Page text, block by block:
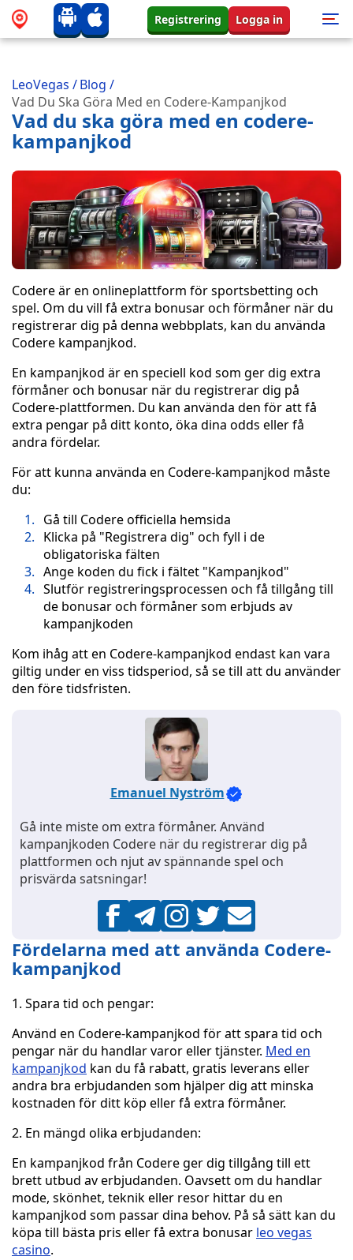
Registrering Logga in
LeoVegas /Blog /
Vad Du Ska Göra Med en Codere-Kampanjkod
Vad du ska göra med en codere-
kampanjkod
Codere är en onlineplattform för sportsbetting och
spel. Om du vill få extra bonusar och förmåner när du
registrerar dig på denna webbplats, kan du använda
Codere kampanjkod.
En kampanjkod är en speciell kod som ger dig extra
förmåner och bonusar när du registrerar dig på
Codere-plattformen. Du kan använda den för att få
extra pengar på ditt konto, öka dina odds eller få
andra fördelar.
För att kunna använda en Codere-kampanjkod måste
du:
Gå till Codere officiella hemsida
Klicka på "Registrera dig" och fyll i de
obligatoriska fälten
Ange koden du fick i fältet "Kampanjkod"
Slutför registreringsprocessen och få tillgång till
de bonusar och förmåner som erbjuds av
kampanjkoden
Kom ihåg att en Codere-kampanjkod endast kan vara
giltig under en viss tidsperiod, så se till att du använder
den före tidsfristen.
Emanuel Nyström
Gå inte miste om extra förmåner. Använd
kampanjkoden Codere när du registrerar dig på
plattformen och njut av spännande spel och
prisvärda satsningar!
Fördelarna med att använda Codere-
kampanjkod
1. Spara tid och pengar:
Använd en Codere-kampanjkod för att spara tid och
pengar när du handlar varor eller tjänster. Med en
kampanjkod kan du få rabatt, gratis leverans eller
andra bra erbjudanden som hjälper dig att minska
kostnaden för ditt köp eller få extra förmåner.
2. En mängd olika erbjudanden:
En kampanjkod från Codere ger dig tillgång till ett
brett utbud av erbjudanden. Oavsett om du handlar
mode, skönhet, teknik eller resor hittar du en
kampanjkod som passar dina behov. På så sätt kan du
köpa till bästa pris eller få extra bonusar leo vegas
casino.